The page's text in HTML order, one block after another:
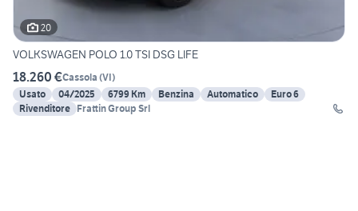
20
VOLKSWAGEN POLO 1.0 TSI DSG LIFE
18.260 €Cassola (VI)
Usato
04/2025 6799 Km Benzina Automatico
Euro 6
Rivenditore Frattin Group Srl